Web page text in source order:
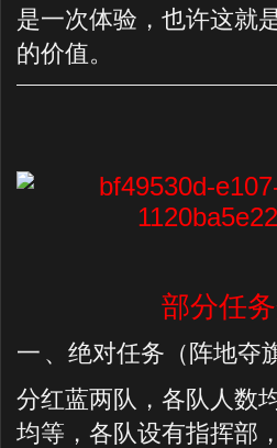
是一次体验，也许这就
的价值。
部分任
一 、绝对任务（阵地夺
分红蓝两队，各队人数
均等，各队设有指挥部